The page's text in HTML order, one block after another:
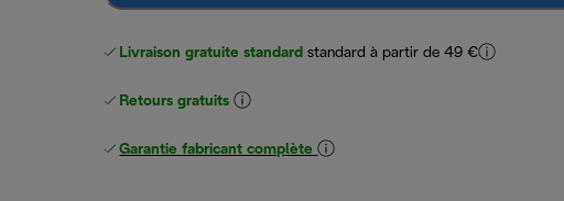
Livraison gratuite standard standard à partir de 49 €
Retours gratuits
Garantie fabricant complète